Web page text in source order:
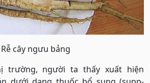
Rễ cây ngưu bảng
trường, người ta thấy xuất hiện